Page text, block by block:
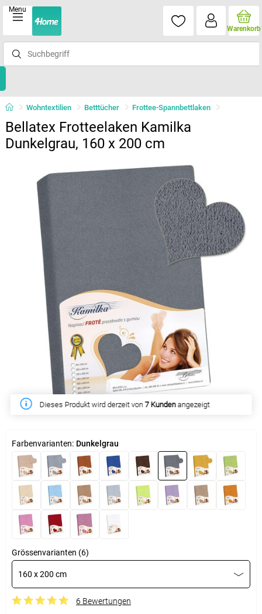
Menu
Warenkorb
Wohntextilien Betttücher Frottee-Spannbettlaken
Bellatex Frotteelaken Kamilka
Dunkelgrau, 160 x 200 cm
Dieses Produkt wird derzeit von7 Kundenangezeigt
Diese Woche haben15 Kundengekauft
Farbenvarianten: Dunkelgrau
Grössenvarianten (6)
160 x 200 cm
6 Bewertungen